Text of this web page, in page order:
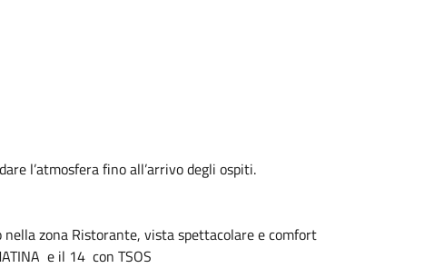
l’atmosfera fino all’arrivo degli ospiti.
zona Ristorante, vista spettacolare e comfort
e il 14 con TSOS